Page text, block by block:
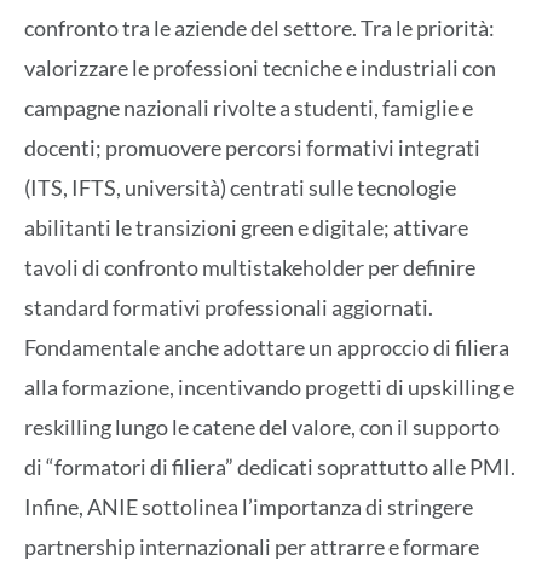
confronto tra le aziende del settore. Tra le priorità:
valorizzare le professioni tecniche e industriali con
campagne nazionali rivolte a studenti, famiglie e
docenti; promuovere percorsi formativi integrati
(ITS, IFTS, università) centrati sulle tecnologie
abilitanti le transizioni green e digitale; attivare
tavoli di confronto multistakeholder per definire
standard formativi professionali aggiornati.
Fondamentale anche adottare un approccio di filiera
alla formazione, incentivando progetti di upskilling e
reskilling lungo le catene del valore, con il supporto
di “formatori di filiera” dedicati soprattutto alle PMI.
Infine, ANIE sottolinea l’importanza di stringere
partnership internazionali per attrarre e formare